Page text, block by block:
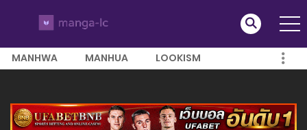
MANHWA MANHUA LOOKISM